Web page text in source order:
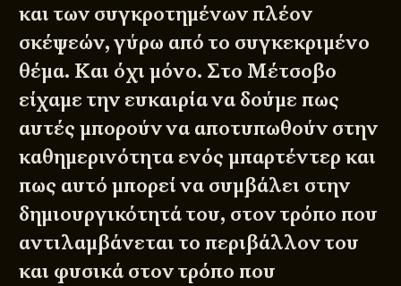
και των συγκροτημένων πλέον
σκέψεών, γύρω από το συγκεκριμένο
θέμα. Και όχι μόνο. Στο Μέτσοβο
είχαμε την ευκαιρία να δούμε πως
αυτές μπορούν να αποτυπωθούν στην
καθημερινότητα ενός μπαρτέντερ και
πως αυτό μπορεί να συμβάλει στην
δημιουργικότητά του, στον τρόπο που
αντιλαμβάνεται το περιβάλλον του
και φυσικά στον τρόπο που